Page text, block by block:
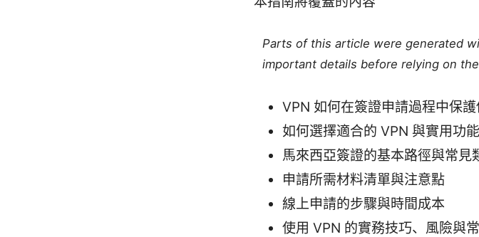
Parts of this article were generated
important details before relying on
VPN 如何在簽證申請過程中保
如何選擇適合的 VPN 與實用功能
馬來西亞簽證的基本路徑與常見
申請所需材料清單與注意點
線上申請的步驟與時間成本
使用 VPN 的實務技巧、風險與